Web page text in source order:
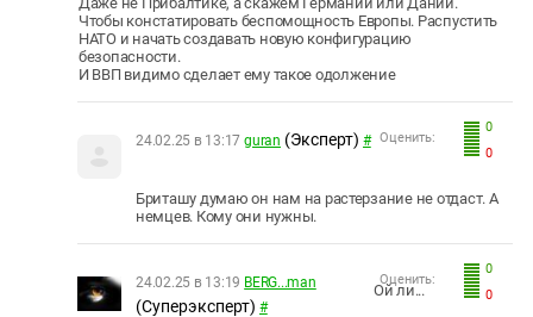
Чтобы констатировать беспомощность Европы. Распустить
НАТО и начать создавать новую конфигурацию
безопасности.
И ВВП видимо сделает ему такое одолжение
0
0
Оценить:
24.02.25 в 13:17 guran (Эксперт) #
Бриташу думаю он нам на растерзание не отдаст. А
немцев. Кому они нужны.
0
0
Оценить:
24.02.25 в 13:19 BERG...man
(Суперэксперт) #
Ой ли...